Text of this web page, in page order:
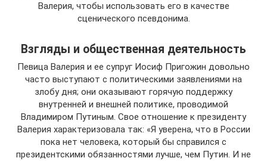
Валерия, чтобы использовать его в качестве
сценического псевдонима.
Взгляды и общественная деятельность
Певица Валерия и ее супруг Иосиф Пригожин довольно
часто выступают с политическими заявлениями на
злобу дня; они оказывают горячую поддержку
внутренней и внешней политике, проводимой
Владимиром Путиным. Свое отношение к президенту
Валерия характеризовала так: «Я уверена, что в России
пока нет человека, который бы справился с
президентскими обязанностями лучше, чем Путин. И не